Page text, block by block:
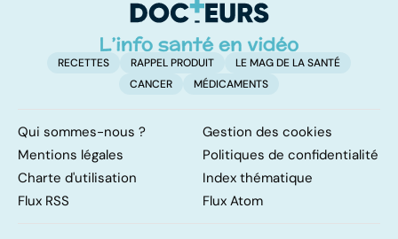
RECETTES RAPPEL PRODUIT
LE MAG DE LA SANTÉ
CANCER
MÉDICAMENTS
Qui sommes-nous ?
Gestion des cookies
Mentions légales
Politiques de confidentialité
Charte d'utilisation
Index thématique
Flux RSS
Flux Atom